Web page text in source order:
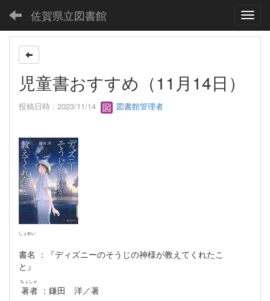
佐賀県立図書館
児童書おすすめ（11月14日）
投稿日時 : 2023/11/14 図書館管理者
書名
しょめい
：『ディズニーのそうじの神様が教えてくれたこ
と』
著者
ちょしゃ
：鎌田 洋／著